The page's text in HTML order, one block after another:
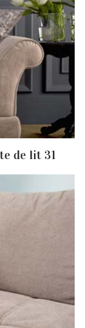
de lit 31